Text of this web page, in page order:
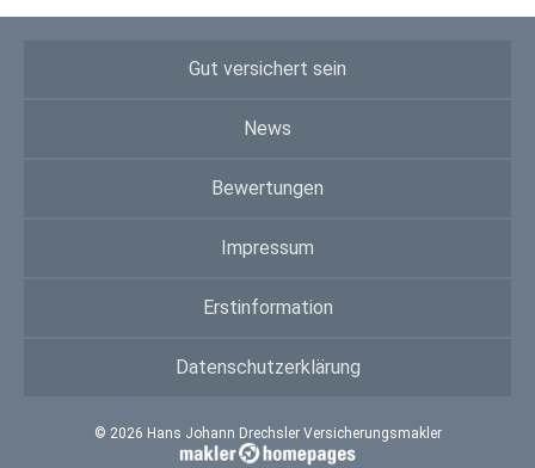
Gut versichert sein
News
Bewertungen
Impressum
Erstinformation
Datenschutzerklärung
© 2026 Hans Johann Drechsler Versicherungsmakler